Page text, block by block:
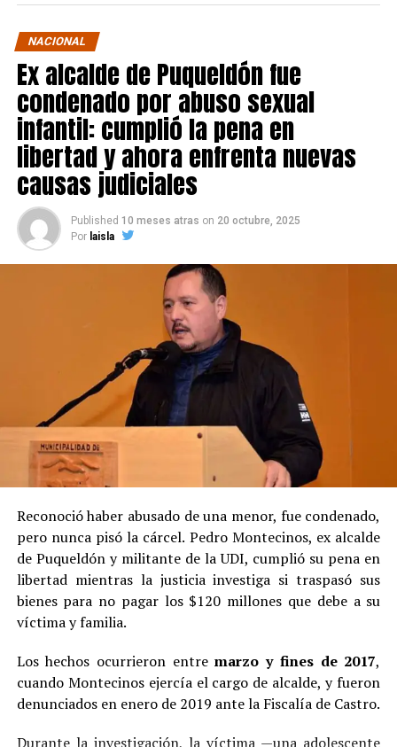
NACIONAL
Ex alcalde de Puqueldón fue
condenado por abuso sexual
infantil: cumplió la pena en
libertad y ahora enfrenta nuevas
causas judiciales
Published 10 meses atras on 20 octubre, 2025
Por laisla
Reconoció haber abusado de una menor, fue condenado,
pero nunca pisó la cárcel. Pedro Montecinos, ex alcalde
de Puqueldón y militante de la UDI, cumplió su pena en
libertad mientras la justicia investiga si traspasó sus
bienes para no pagar los $120 millones que debe a su
víctima y familia.
Los hechos ocurrieron entremarzo y fines de 2017,
cuando Montecinos ejercía el cargo de alcalde, y fueron
denunciados en enero de 2019 ante la Fiscalía de Castro.
Durante la investigación, la víctima —una adolescente